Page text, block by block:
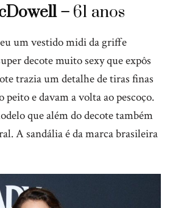
– 61 anos
um vestido midi da griffe
decote muito sexy que expôs
trazia um detalhe de tiras finas
peito e davam a volta ao pescoço.
que além do decote também
A sandália é da marca brasileira